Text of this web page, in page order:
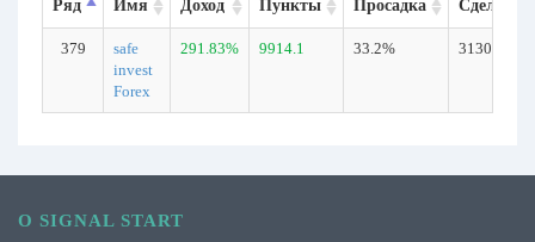
Ряд Имя Доход Пункты Просадка Сделки
379
safe
invest
Forex
291.83% 9914.1 33.2% 3130
О SIGNAL START